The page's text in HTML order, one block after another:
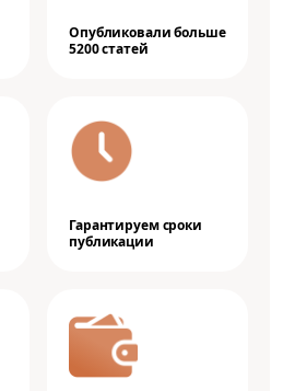
Опубликовали больше
5200 статей
Гарантируем сроки
публикации